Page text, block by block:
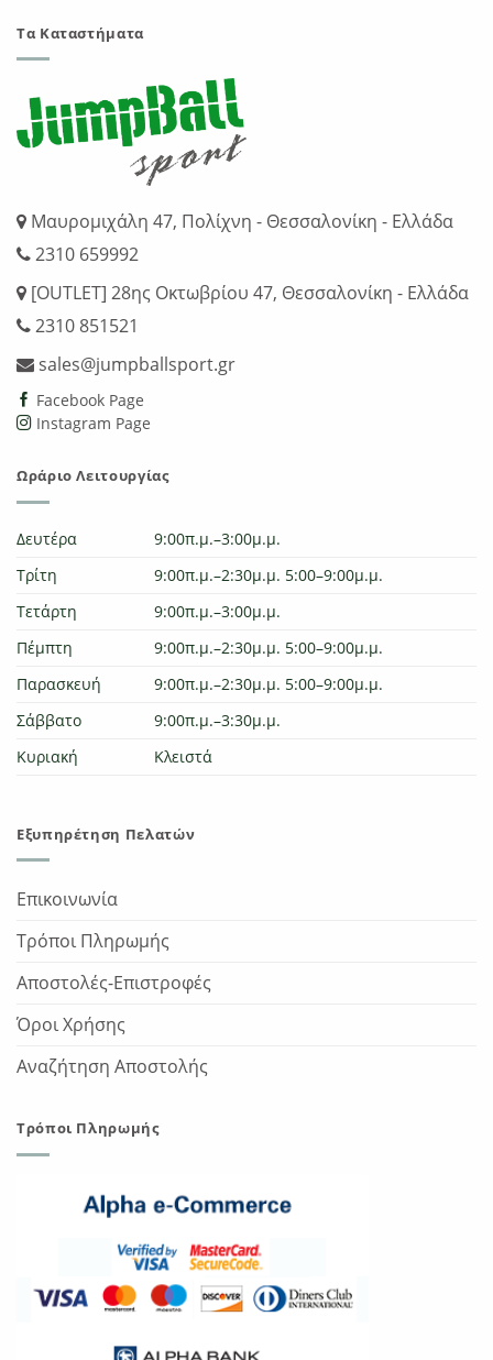
Τα Καταστήματα
Μαυρομιχάλη 47, Πολίχνη - Θεσσαλονίκη - Ελλάδα
2310 659992
[OUTLET] 28ης Οκτωβρίου 47, Θεσσαλονίκη - Ελλάδα
2310 851521
sales@jumpballsport.gr
Facebook Page
Instagram Page
Ωράριο Λειτουργίας
Δευτέρα
9:00π.μ.–3:00μ.μ.
Τρίτη
9:00π.μ.–2:30μ.μ. 5:00–9:00μ.μ.
Τετάρτη
9:00π.μ.–3:00μ.μ.
Πέμπτη
9:00π.μ.–2:30μ.μ. 5:00–9:00μ.μ.
Παρασκευή
9:00π.μ.–2:30μ.μ. 5:00–9:00μ.μ.
Σάββατο
9:00π.μ.–3:30μ.μ.
Κυριακή
Κλειστά
Εξυπηρέτηση Πελατών
Επικοινωνία
Τρόποι Πληρωμής
Αποστολές-Επιστροφές
Όροι Χρήσης
Αναζήτηση Αποστολής
Τρόποι Πληρωμής